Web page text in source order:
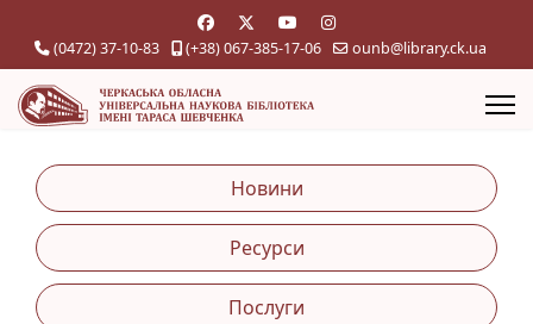
(0472) 37-10-83 (+38) 067-385-17-06 ounb@library.ck.ua
Новини
Ресурси
Послуги